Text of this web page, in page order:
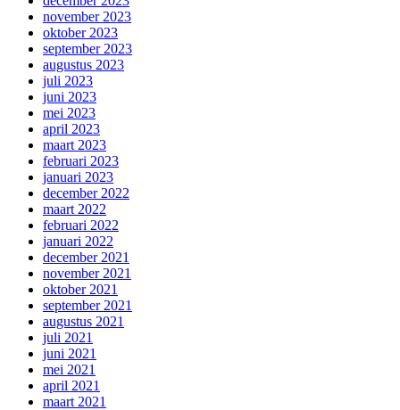
november 2023
oktober 2023
september 2023
augustus 2023
juli 2023
juni 2023
mei 2023
april 2023
maart 2023
februari 2023
januari 2023
december 2022
maart 2022
februari 2022
januari 2022
december 2021
november 2021
oktober 2021
september 2021
augustus 2021
juli 2021
juni 2021
mei 2021
april 2021
maart 2021